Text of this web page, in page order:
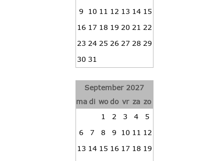
9
10 11 12 13 14 15
16 17 18 19 20 21 22
23 24 25 26 27 28 29
30 31
September 2027
ma di wodo vr za zo
1
2 3 4
5
6
7 8 9 10 11 12
13 14 15 16 17 18 19